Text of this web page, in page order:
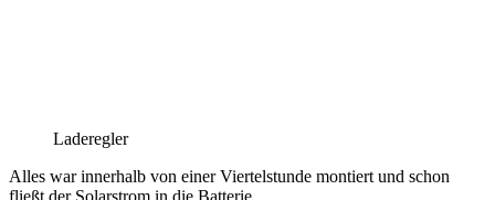
Laderegler
Alles war innerhalb von einer Viertelstunde montiert und schon
fließt der Solarstrom in die Batterie.